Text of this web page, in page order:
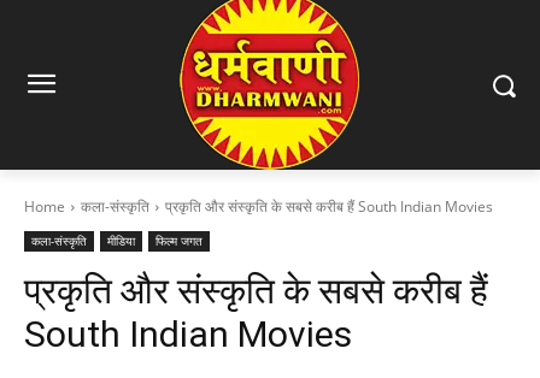
Home कला-संस्कृति प्रकृति और संस्कृति के सबसे करीब हैं South Indian Movies
कला-संस्कृति मीडिया फिल्म जगत
प्रकृति और संस्कृति के सबसे करीब हैं
South Indian Movies